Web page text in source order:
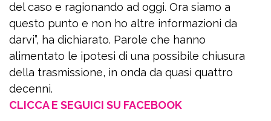
del caso e ragionando ad oggi. Ora siamo a
questo punto e non ho altre informazioni da
darvi”, ha dichiarato. Parole che hanno
alimentato le ipotesi di una possibile chiusura
della trasmissione, in onda da quasi quattro
decenni.
CLICCA E SEGUICI SU FACEBOOK